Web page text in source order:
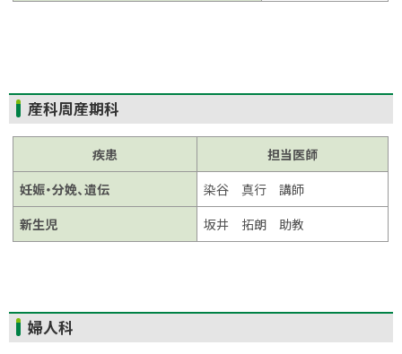
ト
ッ
に
戻
る
産科周産期科
疾患
担当医師
妊娠・分娩、遺伝
染谷 真行 講師
新生児
坂井 拓朗 助教
ト
ッ
婦人科